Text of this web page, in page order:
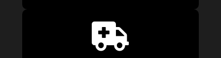
